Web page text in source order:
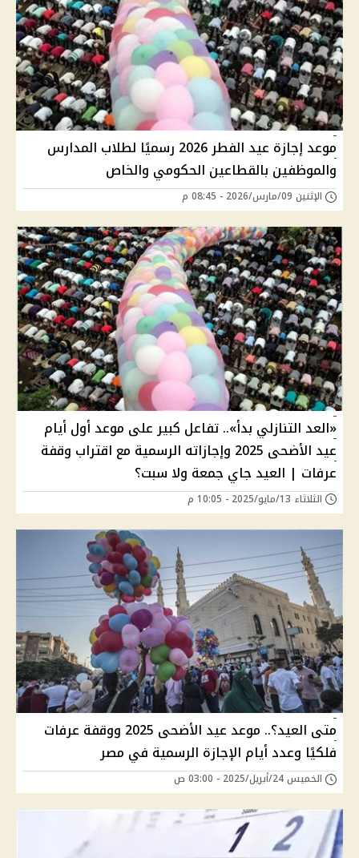
موعد إجازة عيد الفطر 2026 رسميًا لطلاب المدارس
والموظفين بالقطاعين الحكومي والخاص
الإثنين 09/مارس/2026 - 08:45 م
«العد التنازلي بدأ».. تفاعل كبير على موعد أول أيام
عيد الأضحى 2025 وإجازاته الرسمية مع اقتراب وقفة
عرفات | العيد جاي جمعة ولا سبت؟
الثلاثاء 13/مايو/2025 - 10:05 م
متى العيد؟.. موعد عيد الأضحى 2025 ووقفة عرفات
فلكيًا وعدد أيام الإجازة الرسمية في مصر
الخميس 24/أبريل/2025 - 03:00 ص